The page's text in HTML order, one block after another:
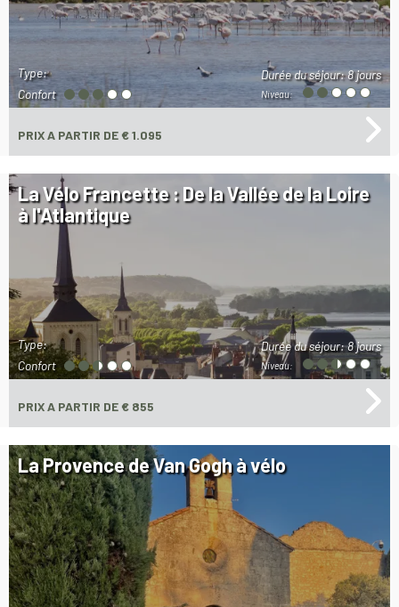
Durée du séjour:8 jours
Niveau:
Type:
Confort
PRIXA PARTIR DE € 1.095
La Vélo Francette : De la Vallée de la Loire
à l'Atlantique
Durée du séjour:8 jours
Niveau:
Type:
Confort
PRIXA PARTIR DE € 855
La Provence de Van Gogh à vélo